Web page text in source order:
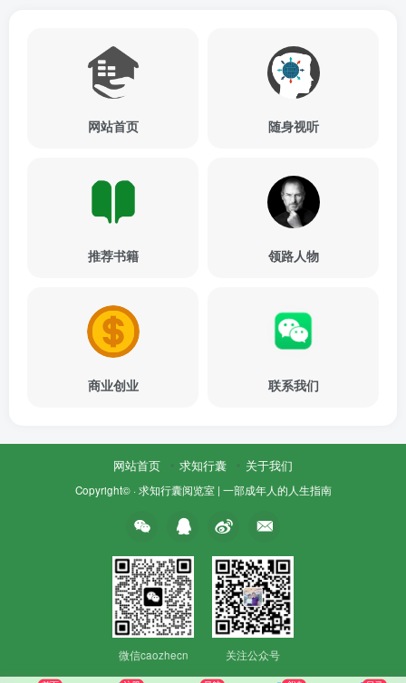
网站首页 随身视听
推荐书籍 领路人物
商业创业 联系我们
网站首页 求知行囊 关于我们
Copyright© · 求知行囊阅览室 | 一部成年人的人生指南
微信caozhecn 关注公众号